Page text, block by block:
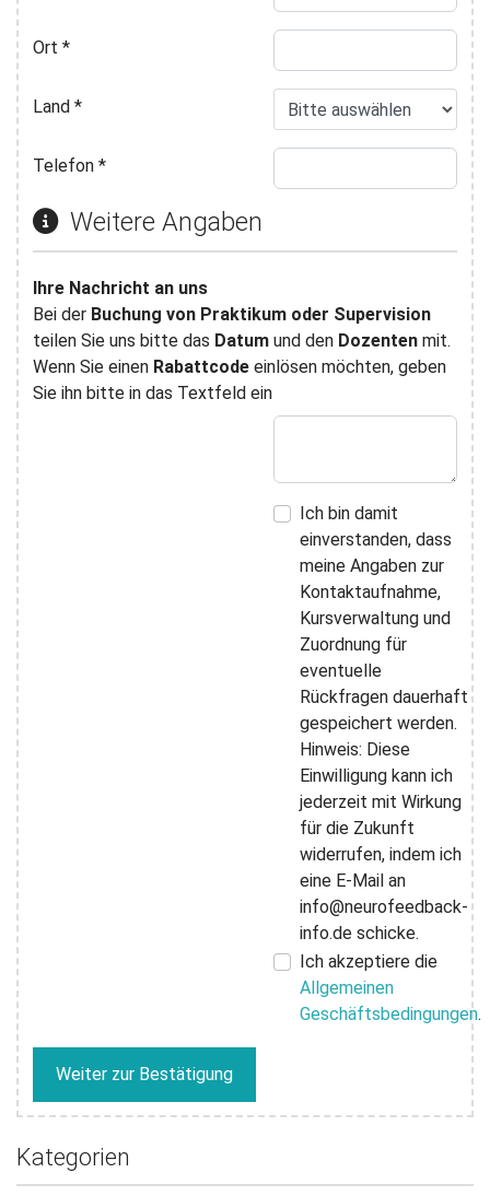
Ort *
Land*
Telefon*
Weitere Angaben
Ihre Nachricht an uns
Bei der Buchung von Praktikum oder Supervision
teilen Sie uns bitte das Datum und den Dozentenmit.
Wenn Sie einen Rabattcodeeinlösen möchten, geben
Sie ihn bitte in das Textfeld ein
Ich bin damit
einverstanden, dass
meine Angaben zur
Kontaktaufnahme,
Kursverwaltung und
Zuordnung für
eventuelle
Rückfragen dauerhaft
gespeichert werden.
Hinweis: Diese
Einwilligung kann ich
jederzeit mit Wirkung
für die Zukunft
widerrufen, indem ich
eine E-Mail an
info@neurofeedback-
info.de schicke.
Ich akzeptiere die
Allgemeinen
Geschäftsbedingungen.
Weiter zur Bestätigung
Kategorien